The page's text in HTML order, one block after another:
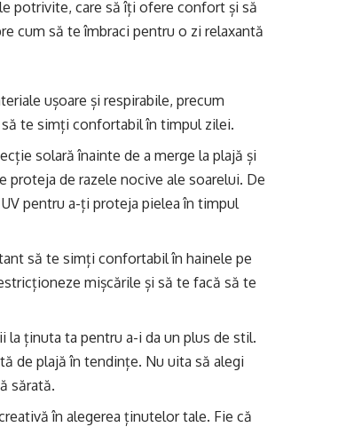
potrivite, care să îți ofere confort și să
cum să te îmbraci pentru o zi relaxantă
ușoare și respirabile, precum
te simți confortabil în timpul zilei.
solară înainte de a merge la plajă și
proteja de razele nocive ale soarelui. De
pentru a-ți proteja pielea în timpul
să te simți confortabil în hainele pe
mișcările și să te facă să te
la ținuta ta pentru a-i da un plus de stil.
de plajă în tendințe. Nu uita să alegi
sărată.
în alegerea ținutelor tale. Fie că